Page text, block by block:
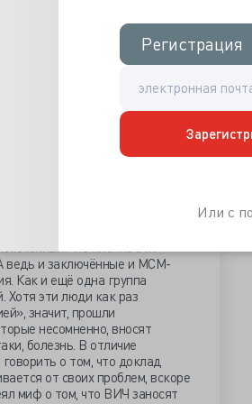
Регистрация
Регистрация
Или с
говорит министр: в США
мужчины с мужчиной или
оно и понятно,
законам. Хорошо? Ничего
в тени, не афишируют
парентеральным (имеется
говоря, тоже
происходит
как мы можем понять
к тому, что эти люди
находящихся в местах
И почему же они они
Но именно эти
ведь и заключённые и МСМ-
Как и ещё одна группа
эти люди как раз
значит, прошли
несомненно, вносят
болезнь. В отличие
о том, что доклад
от своих проблем, вскоре
миф о том, что ВИЧ заносят